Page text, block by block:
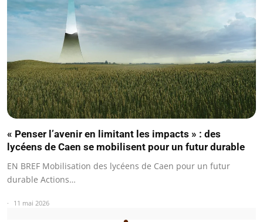
« Penser l’avenir en limitant les impacts » : des
lycéens de Caen se mobilisent pour un futur durable
EN BREF Mobilisation des lycéens de Caen pour un futur
durable Actions…
11 mai 2026